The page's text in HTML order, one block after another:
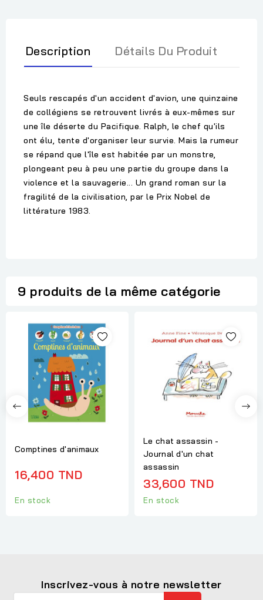
Description Détails Du Produit
Seuls rescapés d'un accident d'avion, une quinzaine
de collégiens se retrouvent livrés à eux-mêmes sur
une île déserte du Pacifique. Ralph, le chef qu'ils
ont élu, tente d'organiser leur survie. Mais la rumeur
se répand que l'île est habitée par un monstre,
plongeant peu à peu une partie du groupe dans la
violence et la sauvagerie... Un grand roman sur la
fragilité de la civilisation, par le Prix Nobel de
littérature 1983.
9 produits de la même catégorie
Comptines d'animaux
16,400 TND
En stock
Le chat assassin -
Journal d'un chat
assassin
33,600 TND
En stock
Inscrivez-vous à notre newsletter